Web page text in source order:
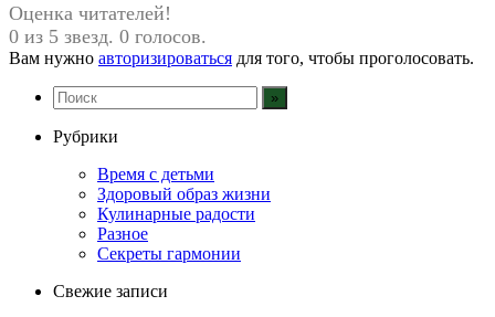
Оценка читателей!
0 из 5 звезд. 0 голосов.
Вам нужно авторизироваться для того, чтобы проголосовать.
Рубрики
Время с детьми
Здоровый образ жизни
Кулинарные радости
Разное
Секреты гармонии
Свежие записи